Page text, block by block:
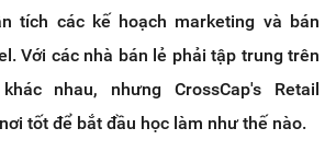
tích các kế hoạch marketing và bán
Với các nhà bán lẻ phải tập trung trên
nhau, nhưng CrossCap's Retail
tốt để bắt đầu học làm như thế nào.